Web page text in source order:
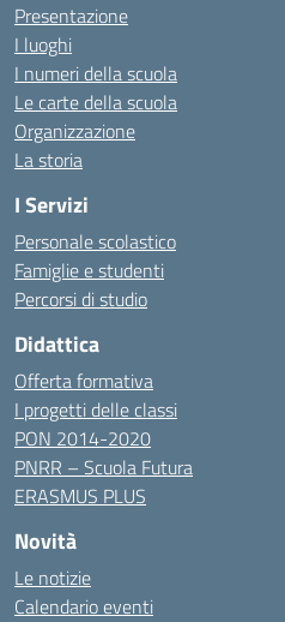
Presentazione
I luoghi
I numeri della scuola
Le carte della scuola
Organizzazione
La storia
I Servizi
Personale scolastico
Famiglie e studenti
Percorsi di studio
Didattica
Offerta formativa
I progetti delle classi
PON 2014-2020
PNRR – Scuola Futura
ERASMUS PLUS
Novità
Le notizie
Calendario eventi